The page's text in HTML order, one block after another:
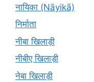
नायिका (Nāyikā)
निर्माता
नीबा खिलाड़ी
नीबीए खिलाड़ी
नेबा खिलाड़ी